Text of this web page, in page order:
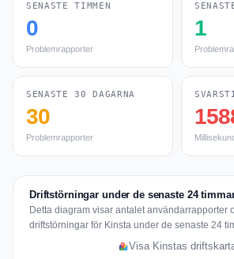
SENASTE TIMMEN
0
Problemrapporter
1
SENASTE 30 DAGARNA
30
Problemrapporter
Driftstörningar under de senaste 24
Detta diagram visar antalet användarrapporter
driftstörningar för Kinsta under de senaste 24
Visa Kinstas